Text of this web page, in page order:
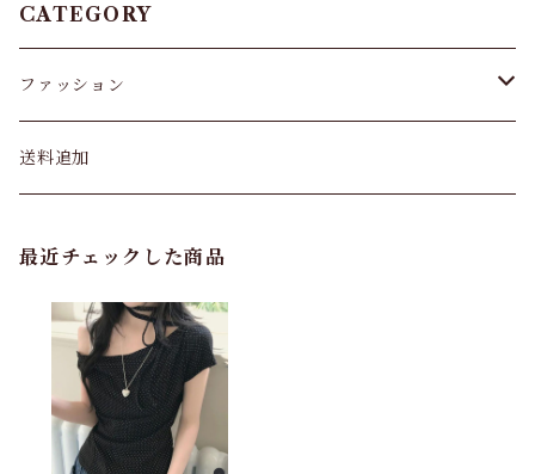
CATEGORY
ファッション
パンツ&スカート
バッグ
カーディガン
パンプス・サンダル
送料追加
最近チェックした商品